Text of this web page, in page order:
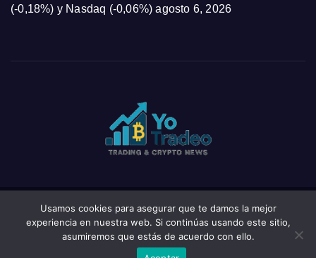
(-0,18%) y Nasdaq (-0,06%) agosto 6, 2026
Funciona gracias a WordPress|Tema: News Click deThemeansar
Privacy Policy Wishlist
Usamos cookies para asegurar que te damos la mejor
experiencia en nuestra web. Si continúas usando este sitio,
asumiremos que estás de acuerdo con ello.